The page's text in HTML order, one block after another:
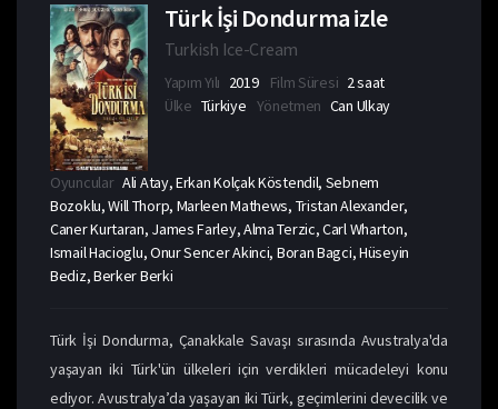
Türk İşi Dondurma izle
Turkish Ice-Cream
Yapım Yılı 2019 Film Süresi 2 saat
Ülke Türkiye Yönetmen Can Ulkay
Oyuncular Ali Atay, Erkan Kolçak Köstendil, Sebnem
Bozoklu, Will Thorp, Marleen Mathews, Tristan Alexander,
Caner Kurtaran, James Farley, Alma Terzic, Carl Wharton,
Ismail Hacioglu, Onur Sencer Akinci, Boran Bagci, Hüseyin
Bediz, Berker Berki
Türk İşi Dondurma, Çanakkale Savaşı sırasında Avustralya'da
yaşayan iki Türk'ün ülkeleri için verdikleri mücadeleyi konu
ediyor. Avustralya’da yaşayan iki Türk, geçimlerini devecilik ve